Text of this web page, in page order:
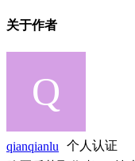
关于作者
qianqianlu
个人认证